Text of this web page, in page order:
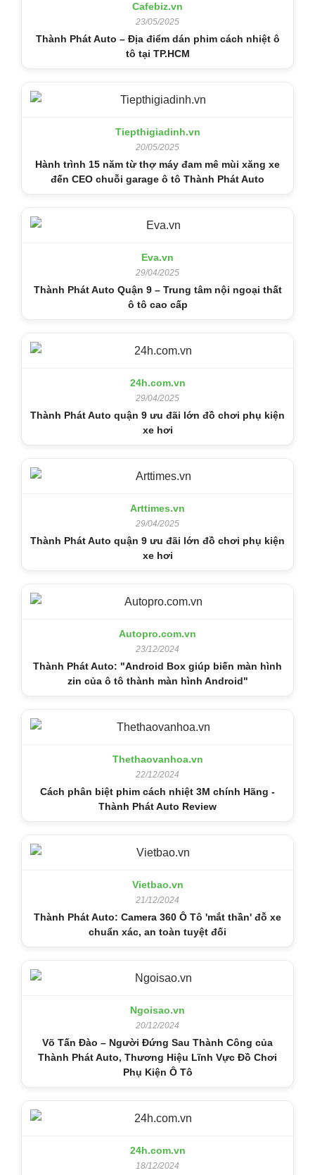
Cafebiz.vn
23/05/2025
Thành Phát Auto – Địa điểm dán phim cách nhiệt ô
tô tại TP.HCM
Tiepthigiadinh.vn
20/05/2025
Hành trình 15 năm từ thợ máy đam mê mùi xăng xe
đến CEO chuỗi garage ô tô Thành Phát Auto
Eva.vn
29/04/2025
Thành Phát Auto Quận 9 – Trung tâm nội ngoại thất
ô tô cao cấp
24h.com.vn
29/04/2025
Thành Phát Auto quận 9 ưu đãi lớn đồ chơi phụ kiện
xe hơi
Arttimes.vn
29/04/2025
Thành Phát Auto quận 9 ưu đãi lớn đồ chơi phụ kiện
xe hơi
Autopro.com.vn
23/12/2024
Thành Phát Auto: "Android Box giúp biến màn hình
zin của ô tô thành màn hình Android"
Thethaovanhoa.vn
22/12/2024
Cách phân biệt phim cách nhiệt 3M chính Hãng -
Thành Phát Auto Review
Vietbao.vn
21/12/2024
Thành Phát Auto: Camera 360 Ô Tô 'mắt thần' đỗ xe
chuẩn xác, an toàn tuyệt đối
Ngoisao.vn
20/12/2024
Võ Tấn Đào – Người Đứng Sau Thành Công của
Thành Phát Auto, Thương Hiệu Lĩnh Vực Đồ Chơi
Phụ Kiện Ô Tô
24h.com.vn
18/12/2024